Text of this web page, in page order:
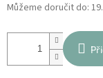
Můžeme doručit do: